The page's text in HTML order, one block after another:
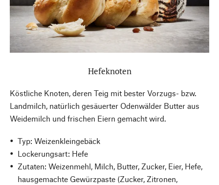
Hefeknoten
Köstliche Knoten, deren Teig mit bester Vorzugs- bzw.
Landmilch, natürlich gesäuerter Odenwälder Butter aus
Weidemilch und frischen Eiern gemacht wird.
Typ: Weizenkleingebäck
Lockerungsart: Hefe
Zutaten: Weizenmehl, Milch, Butter, Zucker, Eier, Hefe,
hausgemachte Gewürzpaste (Zucker, Zitronen,